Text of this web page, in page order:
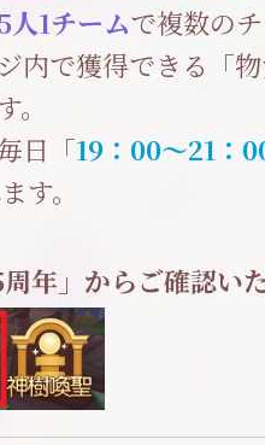
人1チームで複数の
内で獲得できる「
日「19：00～21：
す。
年」からご確認い